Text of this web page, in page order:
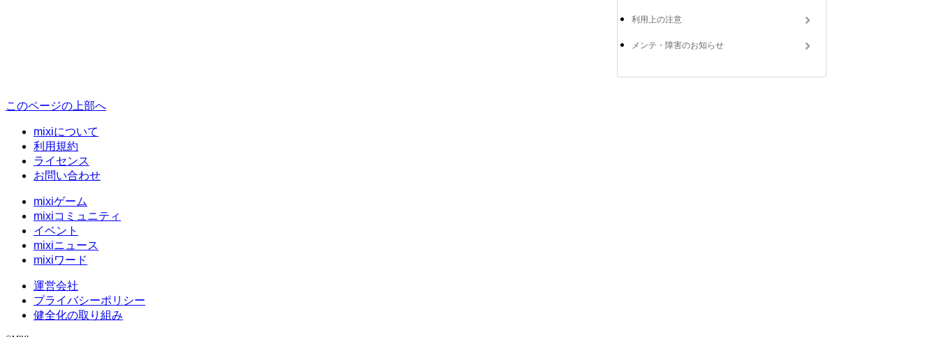
利用上の注意
メンテ・障害のお知らせ
このページの上部へ
mixiについて
利用規約
ライセンス
お問い合わせ
mixiゲーム
mixiコミュニティ
イベント
mixiニュース
mixiワード
運営会社
プライバシーポリシー
健全化の取り組み